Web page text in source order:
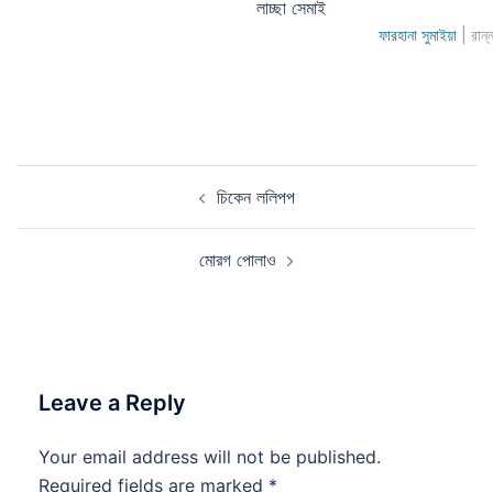
লাচ্ছা সেমাই
ফারহানা সুমাইয়া |
চিকেন ললিপপ
মোরগ পোলাও
Leave a Reply
Your email address will not be published.
Required fields are marked *